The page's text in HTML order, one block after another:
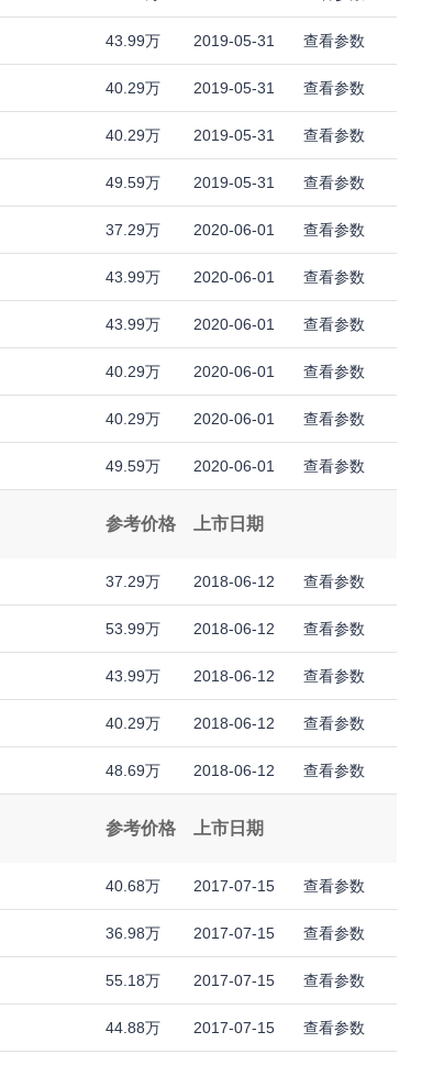
43.99万 2019-05-31 查看参数
40.29万 2019-05-31 查看参数
40.29万 2019-05-31 查看参数
49.59万 2019-05-31 查看参数
37.29万 2020-06-01 查看参数
43.99万 2020-06-01 查看参数
43.99万 2020-06-01 查看参数
40.29万 2020-06-01 查看参数
40.29万 2020-06-01 查看参数
49.59万 2020-06-01 查看参数
参考价格 上市日期
37.29万 2018-06-12 查看参数
53.99万 2018-06-12 查看参数
43.99万 2018-06-12 查看参数
40.29万 2018-06-12 查看参数
48.69万 2018-06-12 查看参数
参考价格 上市日期
40.68万 2017-07-15 查看参数
36.98万 2017-07-15 查看参数
55.18万 2017-07-15 查看参数
44.88万 2017-07-15 查看参数